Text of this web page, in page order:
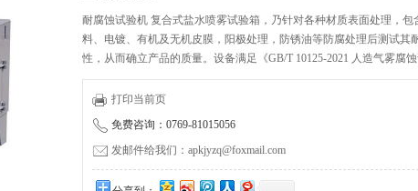
耐腐蚀试验机 复合式盐水喷雾试验箱，乃针对各种材质表面处理，包
料、电镀、有机及无机皮膜，阳极处理，防锈油等防腐处理后测试其
性，从而确立产品的质量。设备满足《GB/T 10125-2021 人造气雾腐
雾测试》、《GB/T 10587-2006 盐雾试验箱技术条件》标准
打印当前页
免费咨询：0769-81015056
发邮件给我们：apkjyzq@foxmail.com